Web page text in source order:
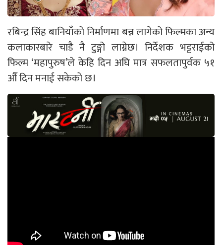
रबिन्द्र सिंह बानियाँको निर्माणमा बन्न लागेको फिल्मका अन्य
कलाकारबारे चाडै नै टुङ्गो लाग्नेछ। निर्देशक भट्टराईको
फिल्म ‘महापुरुष’ले केहि दिन अघि मात्र सफलतापुर्वक ५१
औँ दिन मनाई सकेको छ।